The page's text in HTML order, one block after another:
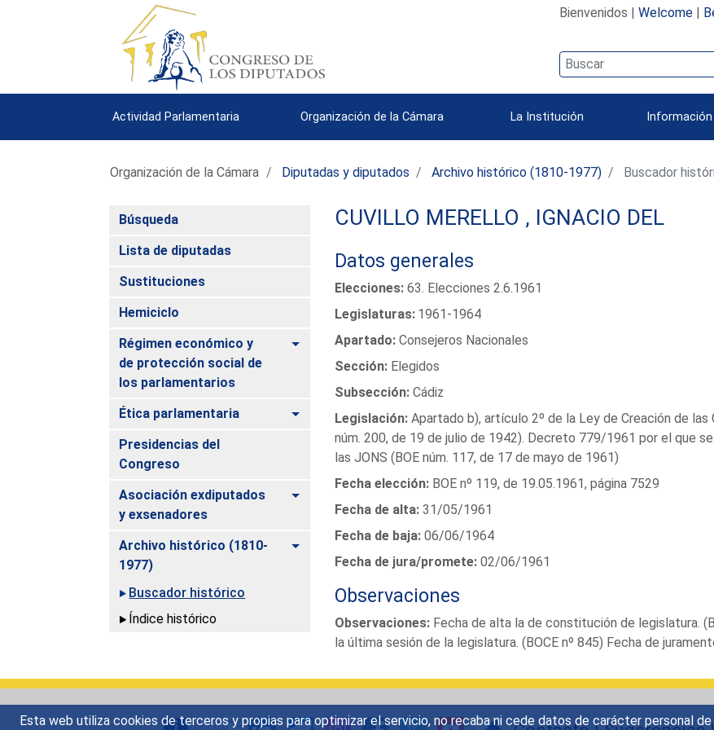
Esta web utiliza cookies de terceros y propias para optimizar el servicio, no recaba ni cede datos de carácter personal
Bienvenidos | Welcome|
Actividad Parlamentaria Organización de la Cámara La Institución
Organización de la Cámara Diputadas y diputados Archivo histórico (1810-1977) Buscador
Búsqueda
Lista de diputadas
Sustituciones
Hemiciclo
Régimen económico y
de protección social de
los parlamentarios
Alternar
Ética parlamentaria Alternar
Presidencias del
Congreso
Asociación exdiputados
y exsenadores
Alternar
Archivo histórico (1810-
1977)
Alternar
Buscador histórico
Índice histórico
CUVILLO MERELLO , IGNACIO DEL
Datos generales
Elecciones: 63. Elecciones 2.6.1961
Legislaturas: 1961-1964
Apartado:Consejeros Nacionales
Sección:Elegidos
Subsección:Cádiz
Legislación:Apartado b), artículo 2º de la Ley de Creación de las
núm. 200, de 19 de julio de 1942). Decreto 779/1961 por el que
las JONS (BOE núm. 117, de 17 de mayo de 1961)
Fecha elección:BOE nº 119, de 19.05.1961, página 7529
Fecha de alta:31/05/1961
Fecha de baja:06/06/1964
Fecha de jura/promete:02/06/1961
Observaciones
Observaciones:Fecha de alta la de constitución de legislatura.
la última sesión de la legislatura. (BOCE nº 845) Fecha de